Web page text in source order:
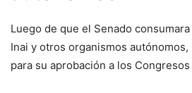
Luego de que el Senado
Inai y otros organismos
para su aprobación a los